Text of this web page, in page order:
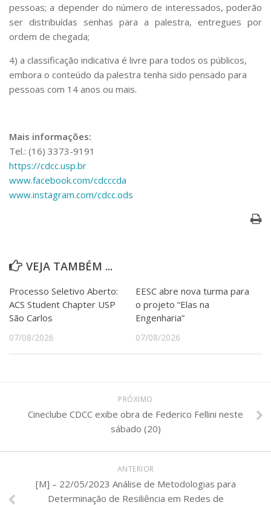
pessoas; a depender do número de interessados, poderão
ser distribuídas senhas para a palestra, entregues por
ordem de chegada;
4) a classificação indicativa é livre para todos os públicos,
embora o conteúdo da palestra tenha sido pensado para
pessoas com 14 anos ou mais.
Mais informações:
Tel.: (16) 3373-9191
https://cdcc.usp.br
www.facebook.com/cdcccda
www.instagram.com/cdcc.ods
VEJA TAMBÉM ...
Processo Seletivo Aberto:
ACS Student Chapter USP
São Carlos
07/08/2026
EESC abre nova turma para
o projeto “Elas na
Engenharia”
07/08/2026
PRÓXIMO
Cineclube CDCC exibe obra de Federico Fellini neste
sábado (20)
ANTERIOR
[M] – 22/05/2023 Análise de Metodologias para
Determinação de Resiliência em Redes de